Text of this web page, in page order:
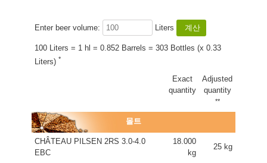
Enter beer volume: Liters
100 Liters = 1 hl = 0.852 Barrels = 303 Bottles (x 0.33
Liters) *
Exact
quantity
Adjusted
quantity
**
몰트
CHÂTEAU PILSEN 2RS 3.0-4.0
EBC
18.000
kg
25 kg